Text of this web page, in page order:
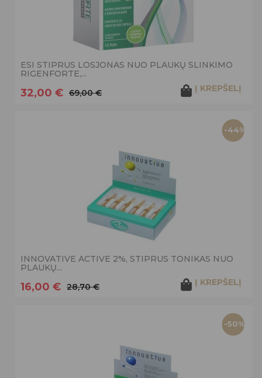
ESI STIPRUS LOSJONAS NUO PLAUKŲ SLINKIMO
RIGENFORTE,...
32,00 € 69,00 € Į KREPŠELĮ
-44%
INNOVATIVE ACTIVE 2%, STIPRUS TONIKAS NUO
PLAUKŲ...
16,00 € 28,70 € Į KREPŠELĮ
-50%